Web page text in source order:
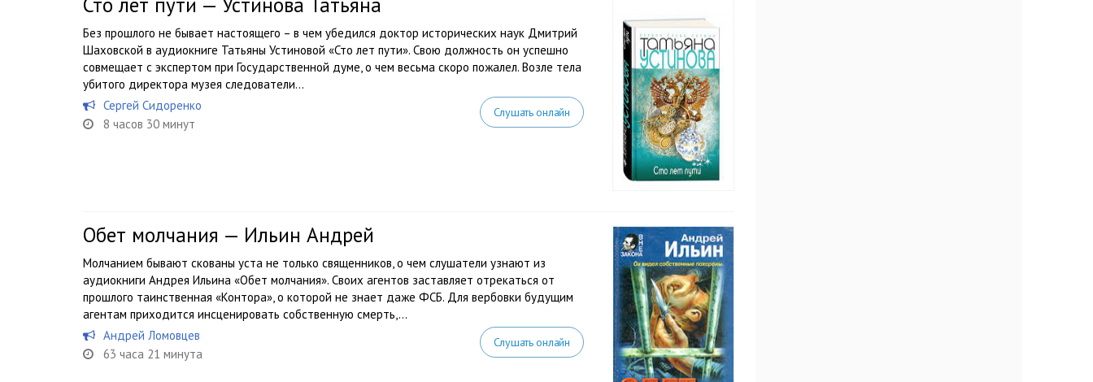
Без прошлого не бывает настоящего – в чем убедился доктор исторических наук Дмитрий
Шаховской в аудиокниге Татьяны Устиновой «Сто лет пути». Свою должность он успешно
совмещает с экспертом при Государственной думе, о чем весьма скоро пожалел. Возле тела
убитого директора музея следователи...
Сергей Сидоренко
8 часов 30 минут
Слушать онлайн
Обет молчания — Ильин Андрей
Молчанием бывают скованы уста не только священников, о чем слушатели узнают из
аудиокниги Андрея Ильина «Обет молчания». Своих агентов заставляет отрекаться от
прошлого таинственная «Контора», о которой не знает даже ФСБ. Для вербовки будущим
агентам приходится инсценировать собственную смерть,...
Андрей Ломовцев
63 часа 21 минута
Слушать онлайн